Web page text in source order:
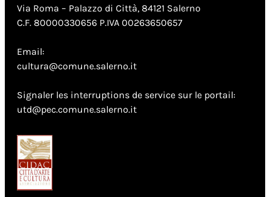
Via Roma – Palazzo di Città, 84121 Salerno
C.F. 80000330656 P.IVA 00263650657
Email:
cultura@comune.salerno.it
Signaler les interruptions de service sur le portail:
utd@pec.comune.salerno.it